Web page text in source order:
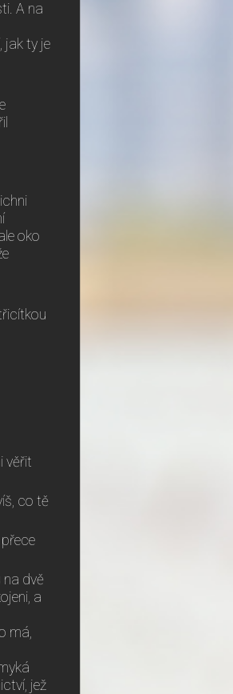
A na
jak ty je
oko
věřit
co tě
na dvě
a
má,
jež